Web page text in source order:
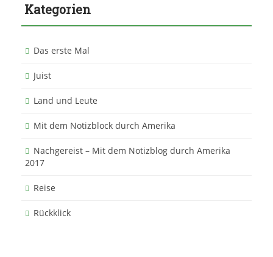
Kategorien
Das erste Mal
Juist
Land und Leute
Mit dem Notizblock durch Amerika
Nachgereist – Mit dem Notizblog durch Amerika
2017
Reise
Rückklick